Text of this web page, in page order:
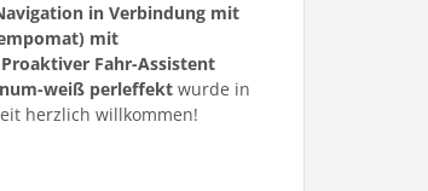
in Verbindung mit
mit
Fahr-Assistent
weiß perleffekt wurde in
herzlich willkommen!